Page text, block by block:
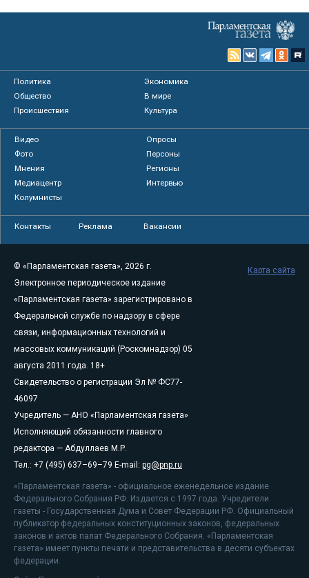
Политика
Экономика
Общество
В мире
Происшествия
Культура
Видео
Опросы
Фото
Персоны
Мнения
Регионы
Медиацентр
Интервью
Колумнисты
Контакты Реклама Вакансии
© «Парламентская газета», 2026 г.
Электронное периодическое издание
«Парламентская газета» зарегистрировано в
Федеральной службе по надзору в сфере
связи, информационных технологий и
массовых коммуникаций (Роскомнадзор) 05
августа 2011 года. 18+
Свидетельство о регистрации Эл № ФС77-
46097
Учредитель — АНО «Парламентская газета»
Исполняющий обязанности главного
редактора — Абдуллаев М.Р.
Тел.: +7 (495) 637–69–79 E-mail: pg@pnp.ru
«Парламентская газета» - официальное еженедельное издание
Федерального Собрания РФ. Издается с 1997 года. Учредители
газеты - Государственная Дума и Совет Федерации РФ. Официальный
публикатор федеральных конституционных законов, федеральных
законов и актов палат Федерального Собрания. «Парламентская
газета» имеет пункты печати и представительства в десяти субъектах
федерации.
Карта сайта